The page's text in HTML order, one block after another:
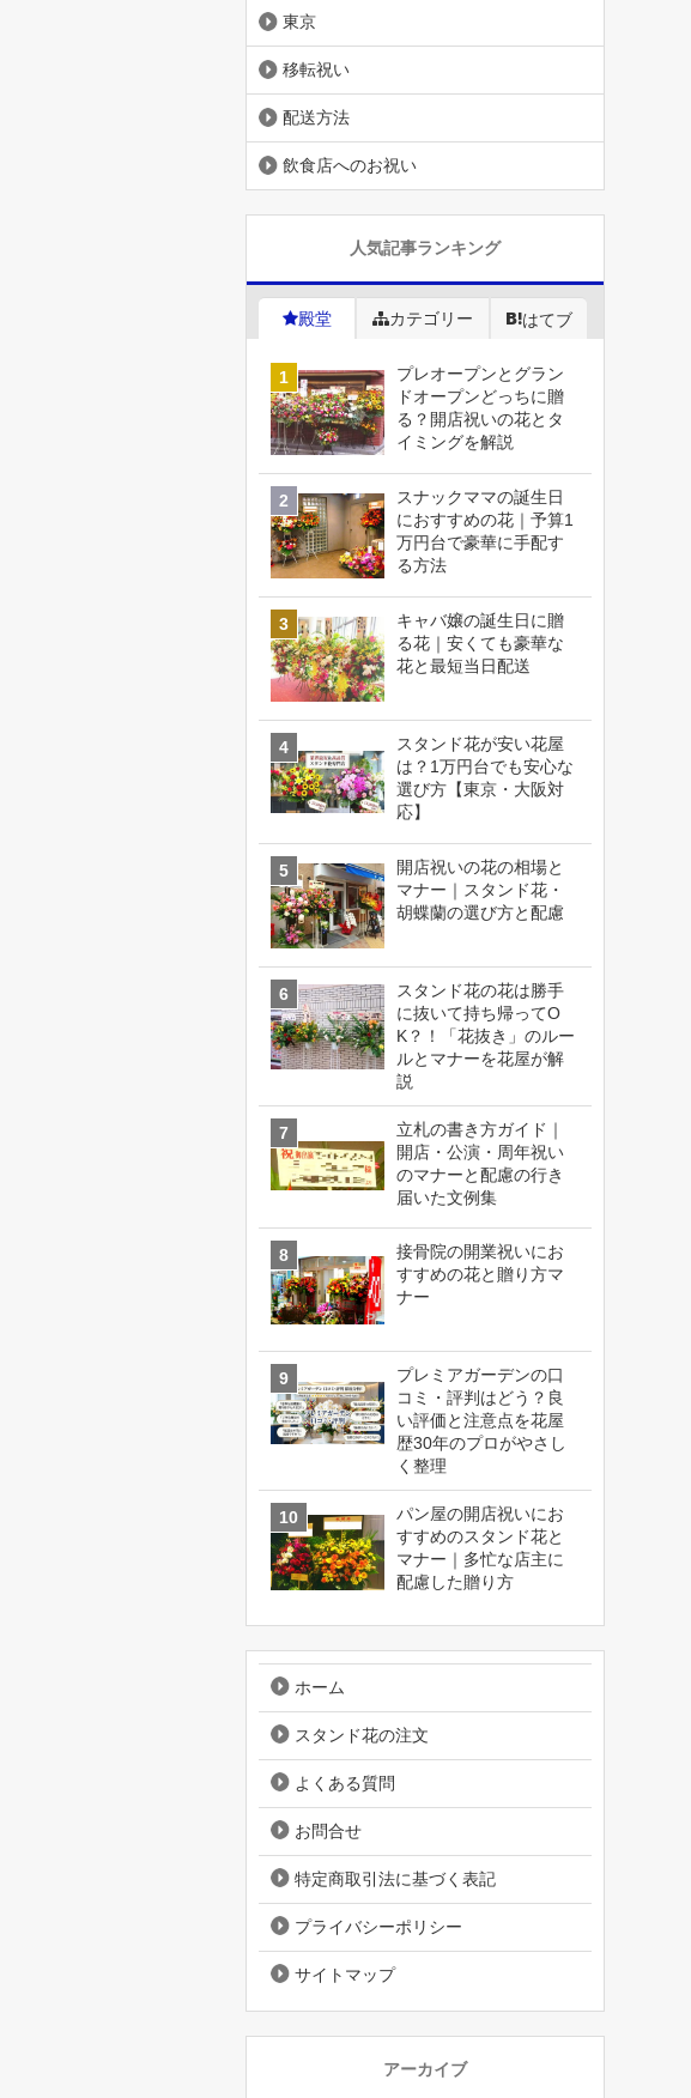
東京
移転祝い
配送方法
飲食店へのお祝い
人気記事ランキング
殿堂 カテゴリー はてブ
プレオープンとグラン
ドオープンどっちに贈
る？開店祝いの花とタ
イミングを解説
スナックママの誕生日
におすすめの花｜予算1
万円台で豪華に手配す
る方法
キャバ嬢の誕生日に贈
る花｜安くても豪華な
花と最短当日配送
スタンド花が安い花屋
は？1万円台でも安心な
選び方【東京・大阪対
応】
開店祝いの花の相場と
マナー｜スタンド花・
胡蝶蘭の選び方と配慮
スタンド花の花は勝手
に抜いて持ち帰ってO
K？！「花抜き」のルー
ルとマナーを花屋が解
説
立札の書き方ガイド｜
開店・公演・周年祝い
のマナーと配慮の行き
届いた文例集
接骨院の開業祝いにお
すすめの花と贈り方マ
ナー
プレミアガーデンの口
コミ・評判はどう？良
い評価と注意点を花屋
歴30年のプロがやさし
く整理
パン屋の開店祝いにお
すすめのスタンド花と
マナー｜多忙な店主に
配慮した贈り方
ホーム
スタンド花の注文
よくある質問
お問合せ
特定商取引法に基づく表記
プライバシーポリシー
サイトマップ
アーカイブ